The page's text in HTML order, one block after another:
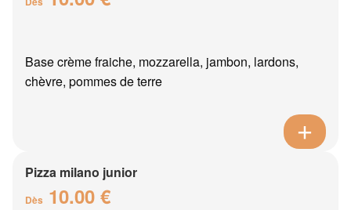
Base crème fraiche, mozzarella, jambon, lardons,
chèvre, pommes de terre
Pizza milano junior
Dès 10.00 €